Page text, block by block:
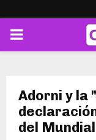
PRIMARY
Adorni y la
del Mundial